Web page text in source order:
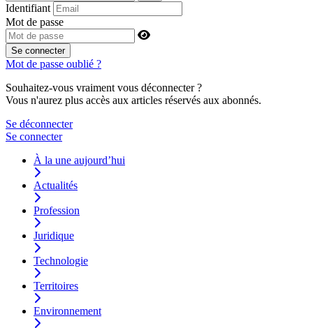
Identifiant
Mot de passe
Se connecter
Mot de passe oublié ?
Souhaitez-vous vraiment vous déconnecter ?
Vous n'aurez plus accès aux articles réservés aux abonnés.
Se déconnecter
Se connecter
À la une aujourd’hui
Actualités
Profession
Juridique
Technologie
Territoires
Environnement